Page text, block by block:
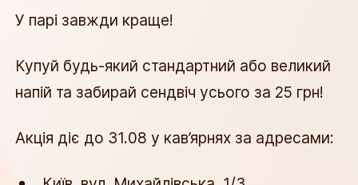
У парі завжди краще!
Купуй будь-який стандартний або великий
напій та забирай сендвіч усього за 25 грн!
Акція діє до 31.08 у кав’ярнях за адресами: